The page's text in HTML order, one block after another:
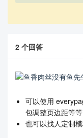
2 个回答
可以使用
包调整页边距等
也可以找人定制